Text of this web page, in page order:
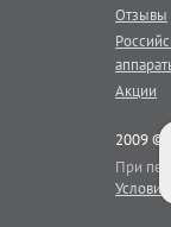
Отзывы
Акции
2009 ©
При
Условия